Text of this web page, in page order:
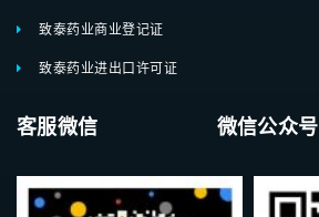
致泰药业商业登记证
致泰药业进出口许可证
客服微信 微信公众号